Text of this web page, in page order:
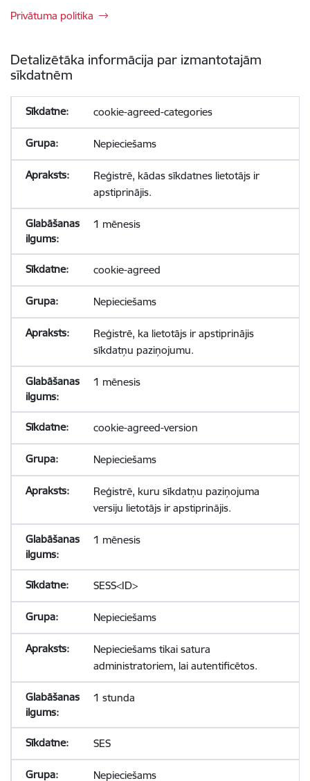
Privātuma politika
Detalizētāka informācija par izmantotajām
sīkdatnēm
cookie-agreed-categories
Nepieciešams
Reģistrē, kādas sīkdatnes lietotājs ir
apstiprinājis.
1 mēnesis
cookie-agreed
Nepieciešams
Reģistrē, ka lietotājs ir apstiprinājis
sīkdatņu paziņojumu.
1 mēnesis
cookie-agreed-version
Nepieciešams
Reģistrē, kuru sīkdatņu paziņojuma
versiju lietotājs ir apstiprinājis.
1 mēnesis
SESS<ID>
Nepieciešams
Nepieciešams tikai satura
administratoriem, lai autentificētos.
1 stunda
SES
Nepieciešams